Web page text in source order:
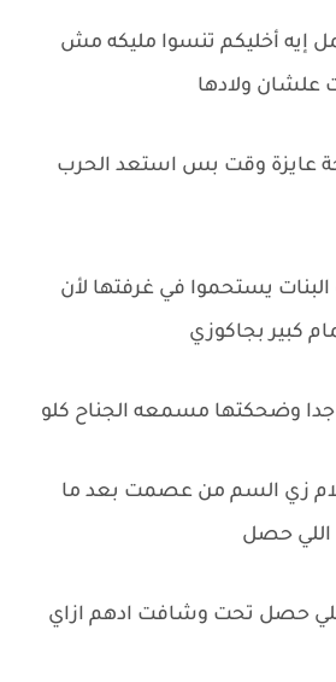
إيه أخليكم تنسوا مليكه مش
ولادها
عايزة وقت بس استعد الحرب
يستحموا في غرفتها لأن
كبير بجاكوزي
وضحكتها مسمعه الجناح كلو
زي السم من عصمت بعد ما
اللي حصل
حصل تحت وشافت ادهم ازاي